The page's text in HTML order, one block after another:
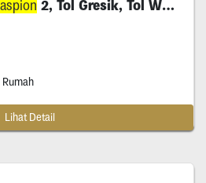
2, Tol Gresik, Tol Waru
Rumah
Lihat Detail